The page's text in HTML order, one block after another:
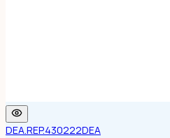
DEA.REP.430222DEA